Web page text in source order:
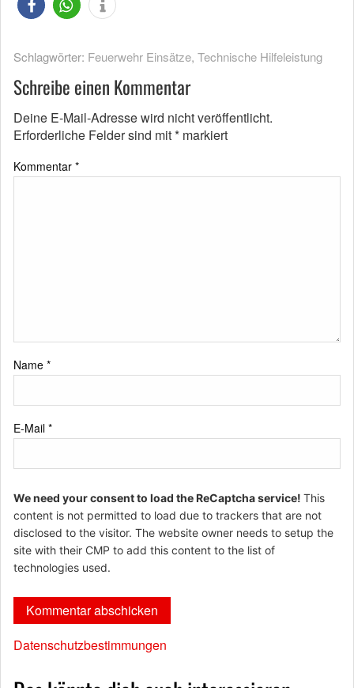
Schlagwörter: Feuerwehr Einsätze, Technische Hilfeleistung
Schreibe einen Kommentar
Deine E-Mail-Adresse wird nicht veröffentlicht.
Erforderliche Felder sind mit* markiert
Kommentar *
Name *
E-Mail *
We need your consent to load the ReCaptcha service! This
content is not permitted to load due to trackers that are not
disclosed to the visitor. The website owner needs to setup the
site with their CMP to add this content to the list of
technologies used.
Datenschutzbestimmungen